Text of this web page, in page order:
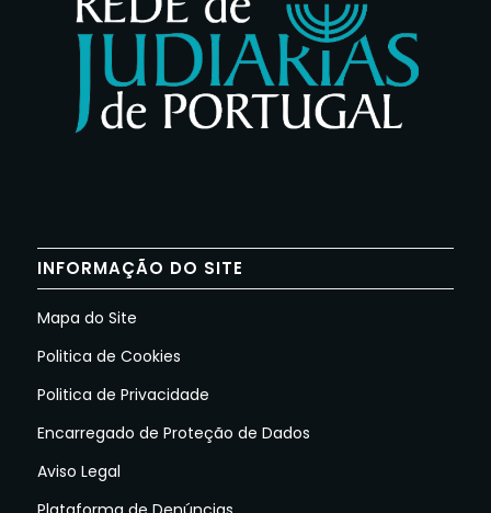
INFORMAÇÃO DO SITE
Mapa do Site
Politica de Cookies
Politica de Privacidade
Encarregado de Proteção de Dados
Aviso Legal